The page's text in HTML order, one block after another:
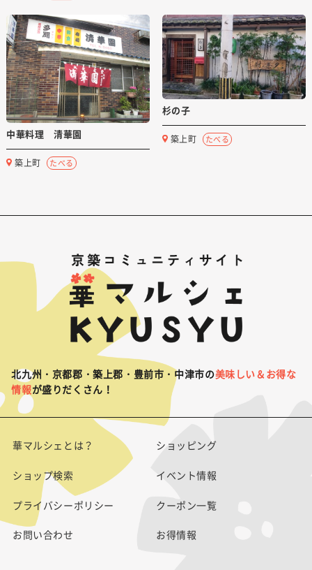
中華料理 清華園
築上町 たべる
杉の子
築上町 たべる
北九州・京都郡・築上郡・豊前市・中津市の美味しい＆お得な
情報が盛りだくさん！
華マルシェとは？ ショッピング
ショップ検索 イベント情報
プライバシーポリシー クーポン一覧
お問い合わせ お得情報